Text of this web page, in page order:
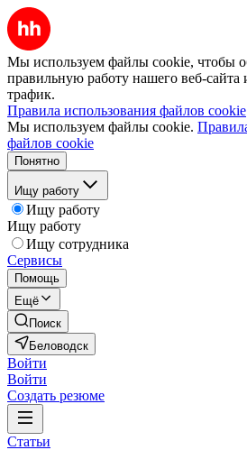
Мы используем файлы cookie, чтобы
правильную работу нашего веб-сайта
трафик.
Правила использования файлов cookie
Мы используем файлы cookie.
файлов cookie
Понятно
Ищу работу
Ищу работу
Ищу работу
Ищу сотрудника
Сервисы
Помощь
Ещё
Поиск
Беловодск
Войти
Войти
Создать резюме
Статьи